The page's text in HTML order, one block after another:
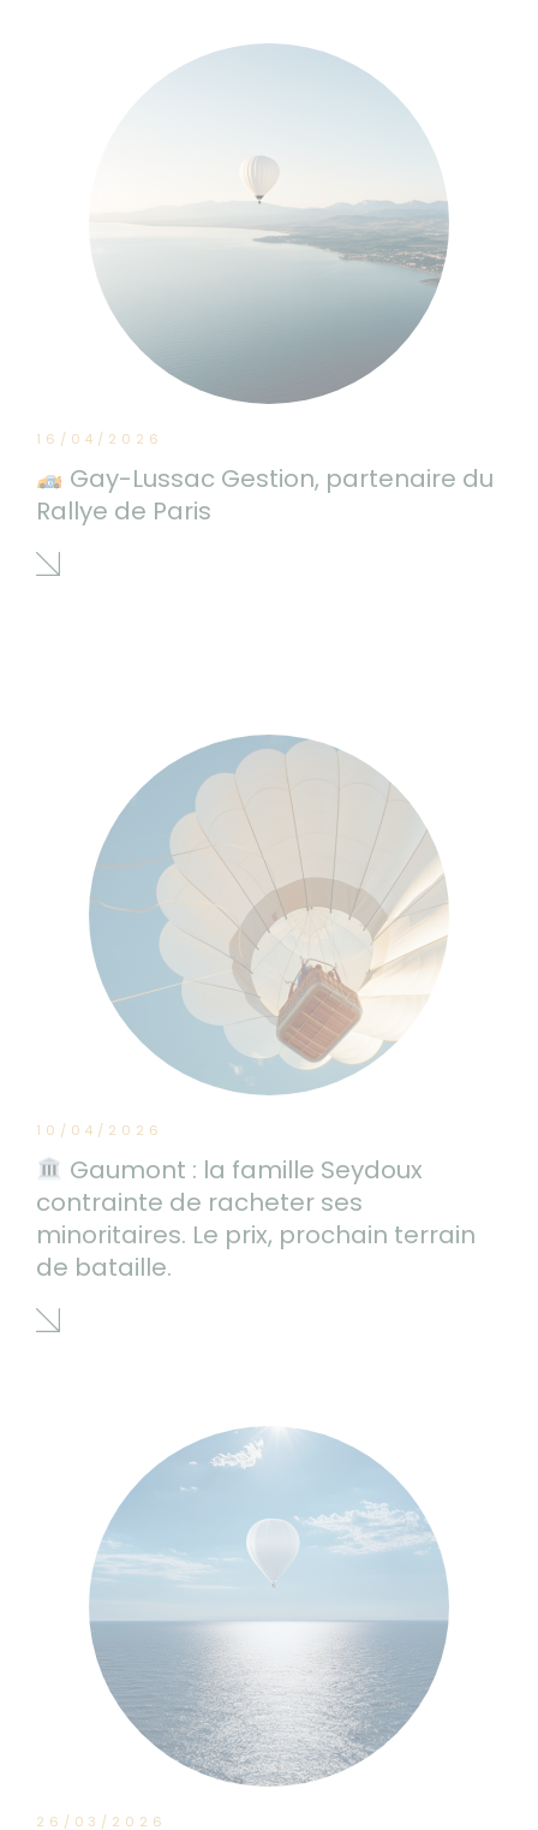
16/04/2026
Gay-Lussac Gestion, partenaire du
Rallye de Paris
10/04/2026
Gaumont : la famille Seydoux
contrainte de racheter ses
minoritaires. Le prix, prochain terrain
de bataille.
26/03/2026